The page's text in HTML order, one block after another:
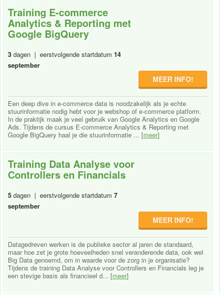
Training E-commerce
Analytics & Reporting met
Google BigQuery
3 dagen | eerstvolgende startdatum 14
september
MEER INFO!
Een deep dive in e-commerce data is noodzakelijk als je echte
stuurinformatie nodig hebt voor je webshop of e-commerce platform.
In de praktijk maak je veel gebruik van Google Analytics en Google
Ads. Tijdens de cursus E-commerce Analytics & Reporting met
Google BigQuery haal je die stuurinformatie ... [meer]
Training Data Analyse voor
Controllers en Financials
5 dagen | eerstvolgende startdatum 7
september
MEER INFO!
Datagedreven werken is de publieke sector al jaren de standaard,
maar hoe zet je grote hoeveelheden snel veranderende data, ook wel
Big Data genoemd, om in waarde voor de zorg in je organisatie?
Tijdens de training Data Analyse voor Controllers en Financials leg je
een stevige basis als financieel d... [meer]